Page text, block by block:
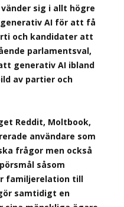
vänder sig i allt högre
AI för att få
och kandidater att
parlamentsval,
generativ AI ibland
av partier och
Reddit, Moltbook,
användare som
frågor men också
såsom
familjerelation till
samtidigt en